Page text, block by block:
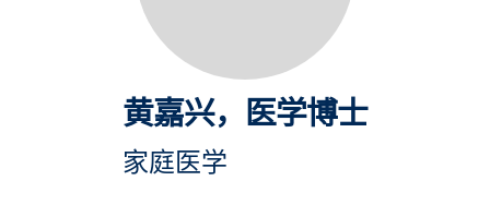
黄嘉兴，医学博士
家庭医学